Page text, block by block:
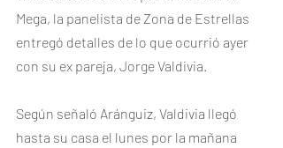
Mega, la panelista de Zona de Estrellas
entregó detalles de lo que ocurrió ayer
con su ex pareja, Jorge Valdivia.
Según señaló Aránguiz, Valdivia llegó
hasta su casa el lunes por la mañana